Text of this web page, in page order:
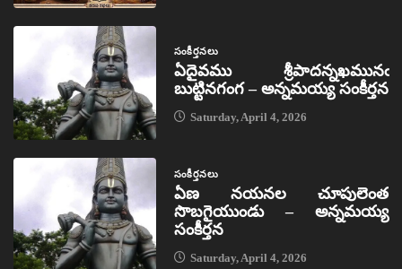
సంకీర్తనలు
ఏదైవము శ్రీపాదన్నఖమునఁ
బుట్టినగంగ – అన్నమయ్య సంకీర్తన
Saturday, April 4, 2026
సంకీర్తనలు
ఏణ నయనల చూపులెంత
సొబగైయుండు – అన్నమయ్య
సంకీర్తన
Saturday, April 4, 2026